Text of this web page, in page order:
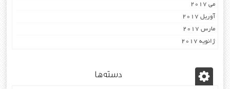
می 2017
آوریل 2017
مارس 2017
ژانویه 2017
دسته‌ها